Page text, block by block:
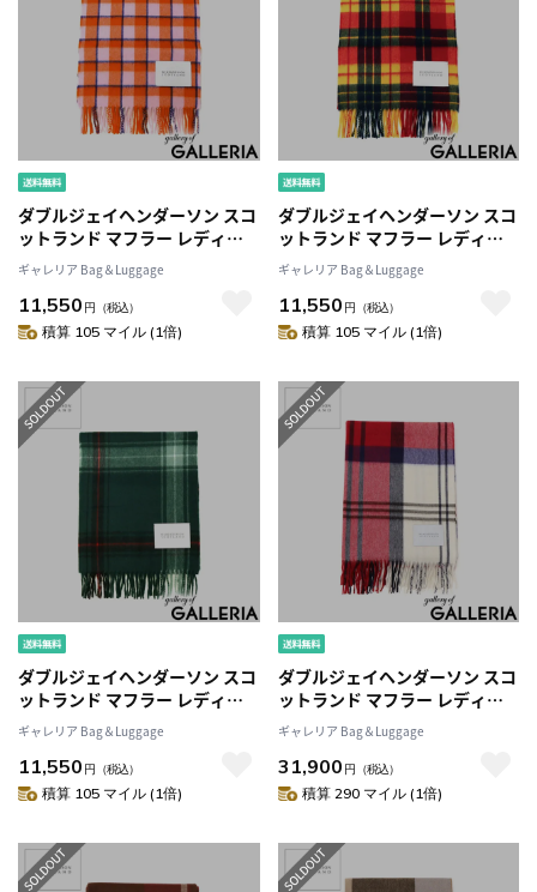
ダブルジェイヘンダーソン スコ
ットランド マフラー レディー
ス メンズ チェック
W.J.HENDERSON SCOTLAND
ブランド 学生 グリーン ウール
薄手 秋冬 軽量 軽い スカーフ お
ギャレリア Bag＆Luggage
11,550 円 （税込）
積算 105 マイル (1倍)
ダブルジェイヘンダーソン スコ
ットランド マフラー レディー
ス メンズ チェック
W.J.HENDERSON SCOTLAND
ブランド 学生 グリーン ウール
薄手 秋冬 軽量 軽い スカーフ お
ギャレリア Bag＆Luggage
11,550 円 （税込）
積算 105 マイル (1倍)
ダブルジェイヘンダーソン スコ
ットランド マフラー レディー
ス メンズ チェック
W.J.HENDERSON SCOTLAND
ブランド 学生 グリーン ウール
薄手 秋冬 軽量 軽い スカーフ お
ギャレリア Bag＆Luggage
11,550 円 （税込）
積算 105 マイル (1倍)
ダブルジェイヘンダーソン スコ
ットランド マフラー レディー
ス メンズ チェック
W.J.HENDERSON SCOTLAND
ブランド ストール 大判 秋 冬 ウ
ール 薄手 暖 暖かい カラフル 秋
ギャレリア Bag＆Luggage
31,900 円 （税込）
積算 290 マイル (1倍)